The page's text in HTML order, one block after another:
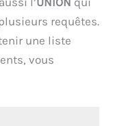
requêtes.
une liste
vous